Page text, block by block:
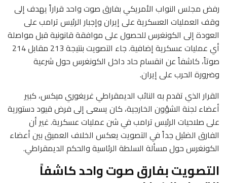
رفض مجلس النواب الأمريكي بفارق صوت واحد قراراً يهدف إلى
وقف العمليات العسكرية على إيران وإجبار الرئيس ترامب على
العودة إلى الكونغرس للحصول على موافقة قانونية قبل مواصلة
أي عمليات عسكرية إضافية. جاء التصويت بنتيجة 213 مقابل 214
صوتاً، كاشفاً عن انقسام حاد داخل الكونغرس حول شرعية
وضرورة الحرب على إيران.
القرار الذي تقدم به النائب الديمقراطي غريغوري ميكس، كبير
أعضاء لجنة الشؤون الخارجية، كان يسعى إلى فرض قيود دستورية
على صلاحيات الرئيس ترامب في شن عمليات عسكرية. غير أن
الفارق الضئيل جداً في التصويت يعكس الخلاف العميق بين أعضاء
الكونغرس حول مسألة السلطة الرئاسية والحكم الديمقراطي.
التصويت بفارق صوت واحد كاشفاً